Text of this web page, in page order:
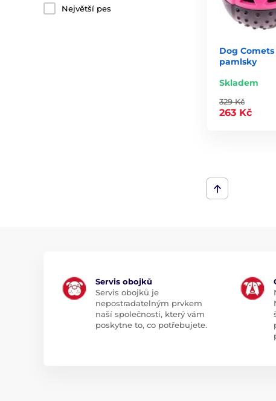
Největší pes
Dog
pamlsky
Skladem
329 Kč
263 Kč
Servis obojků
Servis obojků je
nepostradatelným prvkem
naší společnosti, který vám
poskytne to, co potřebujete.